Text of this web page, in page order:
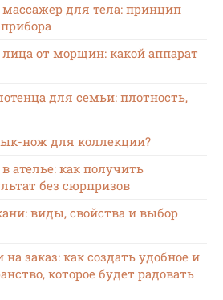
для тела: принцип
от морщин: какой аппарат
для семьи: плотность,
нож для коллекции?
ателье: как получить
без сюрпризов
виды, свойства и выбор
заказ: как создать удобное и
которое будет радовать